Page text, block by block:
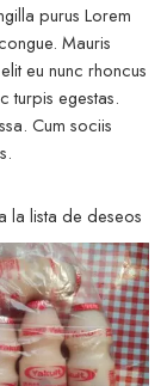
purus Lorem
Mauris
eu nunc rhoncus
turpis egestas.
Cum sociis
la lista de deseos